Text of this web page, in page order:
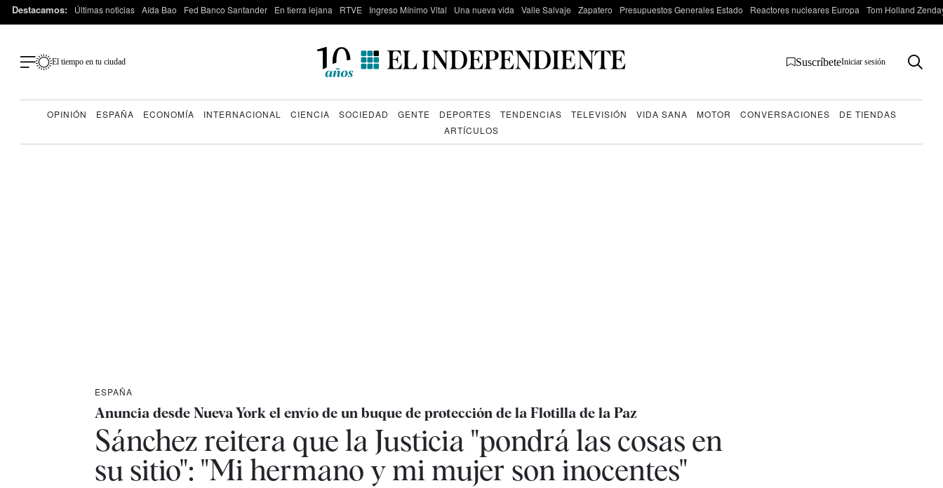
Destacamos: Últimas noticias Aída Bao Fed Banco Santander En tierra lejana RTVE Ingreso Mínimo Vital Una nueva vida Valle Salvaje Zapatero Presupuestos Generales Estado Reactores nucleares Europa Tom Holland
El tiempo en tu ciudad SuscríbeteIniciar sesión
OPINIÓN ESPAÑA ECONOMÍA INTERNACIONAL CIENCIA SOCIEDAD GENTE DEPORTES TENDENCIAS TELEVISIÓN VIDA SANA MOTOR CONVERSACIONES
DE TIENDAS
ARTÍCULOS
ESPAÑA
Anuncia desde Nueva York el envío de un buque de protección de la Flotilla de la Paz
Sánchez reitera que la Justicia "pondrá las cosas en
su sitio": "Mi hermano y mi mujer son inocentes"